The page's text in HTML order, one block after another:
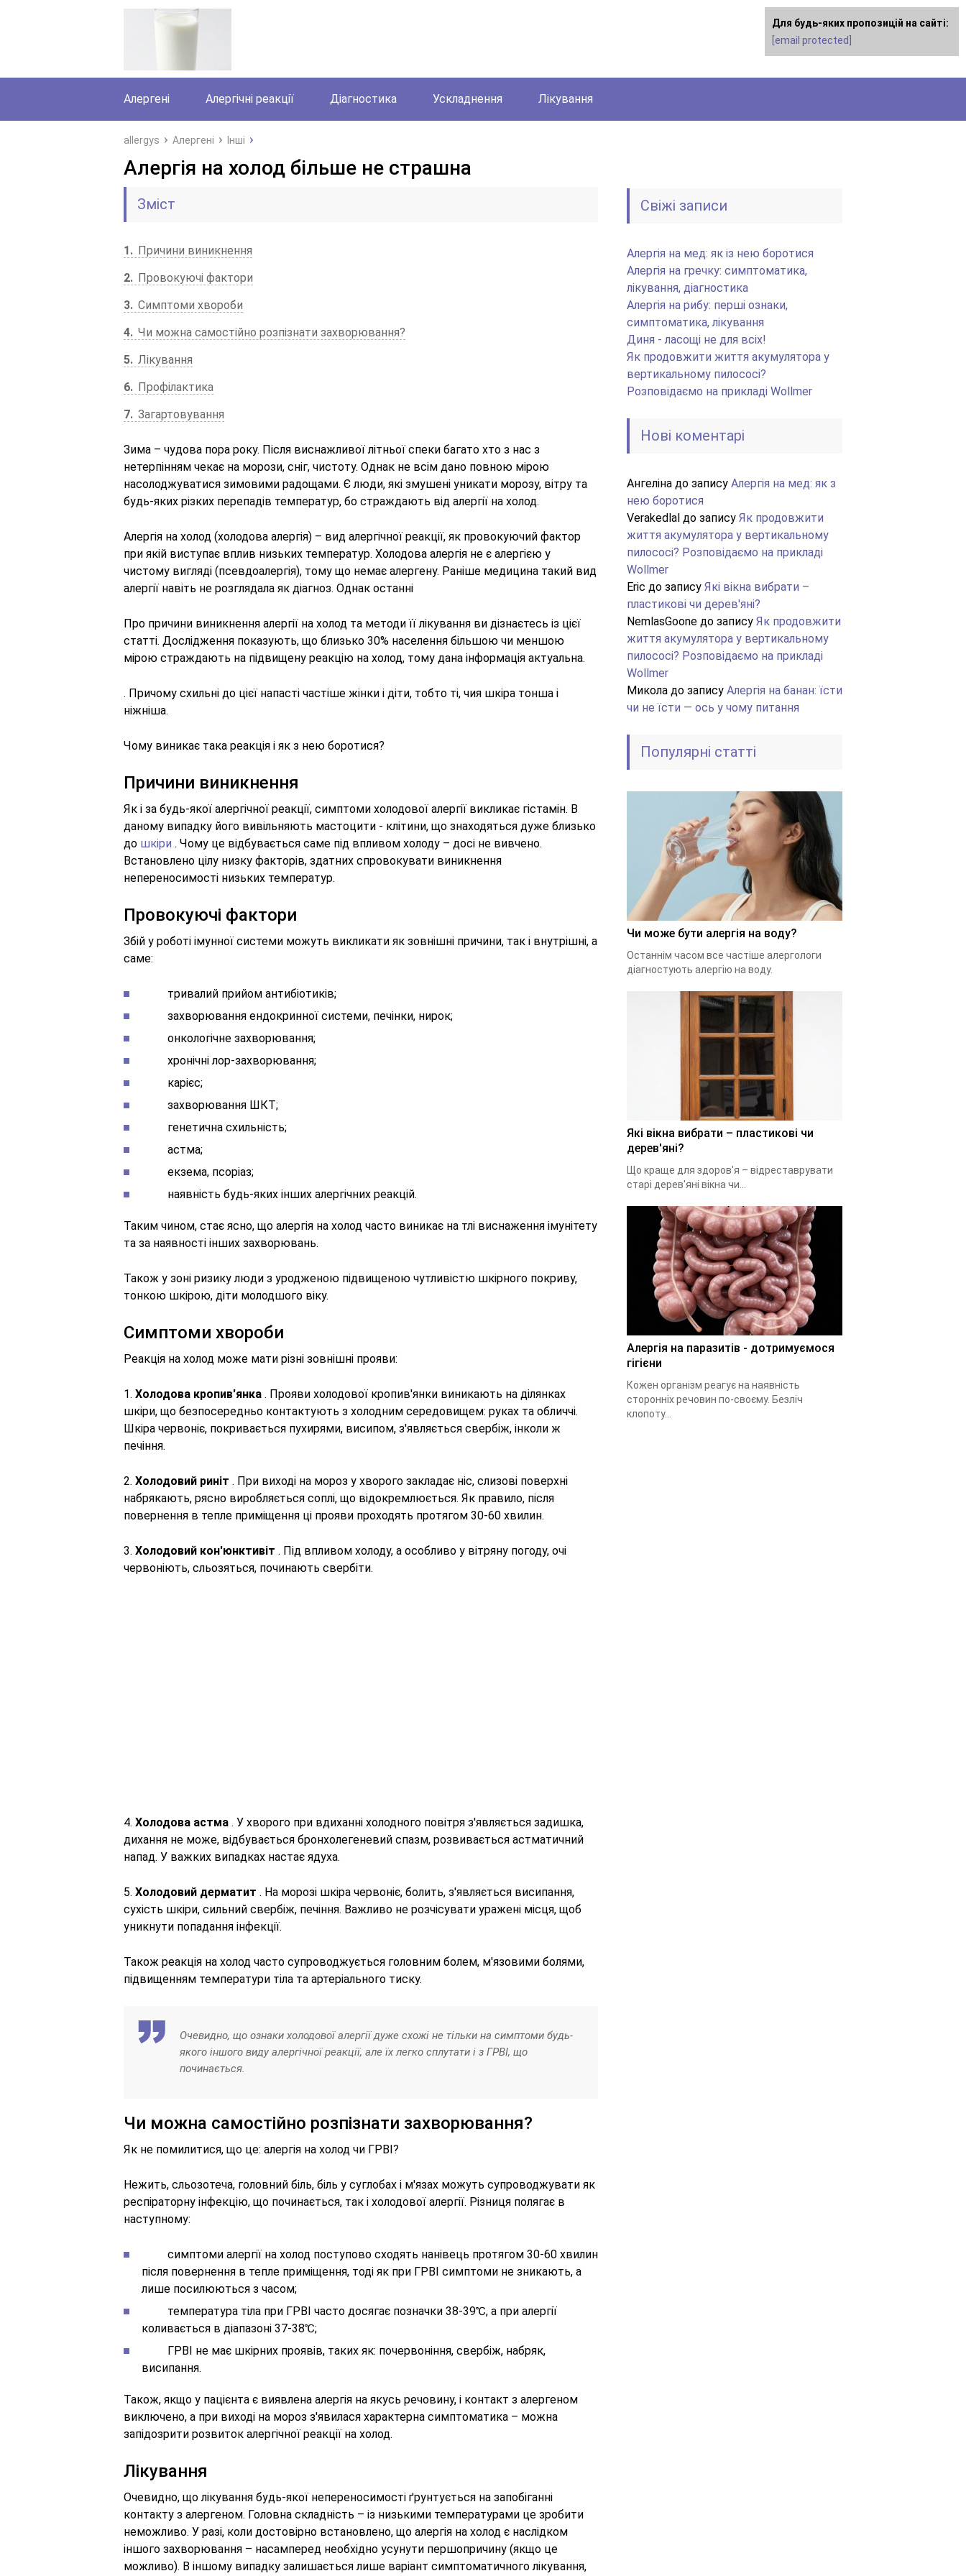
Алергені Алергічні реакції Діагностика Ускладнення Лікування
allergys Алергені Інші
Алергія на холод більше не страшна
Зміст
1
Причини виникнення
2
Провокуючі фактори
3 Симптоми хвороби
4 Чи можна самостійно розпізнати захворювання?
5 Лікування
6
Профілактика
7 Загартовування
Зима – чудова пора року. Після виснажливої ​​літньої спеки багато хто з нас з
нетерпінням чекає на морози, сніг, чистоту. Однак не всім дано повною мірою
насолоджуватися зимовими радощами. Є люди, які змушені уникати морозу, вітру та
будь-яких різких перепадів температур, бо страждають від алергії на холод.
Алергія на холод (холодова алергія) – вид алергічної реакції, як провокуючий фактор
при якій виступає вплив низьких температур. Холодова алергія не є алергією у
чистому вигляді (псевдоалергія), тому що немає алергену. Раніше медицина такий вид
алергії навіть не розглядала як діагноз. Однак останні
Про причини виникнення алергії на холод та методи її лікування ви дізнаєтесь із цієї
статті. Дослідження показують, що близько 30% населення більшою чи меншою
мірою страждають на підвищену реакцію на холод, тому дана інформація актуальна.
. Причому схильні до цієї напасті частіше жінки і діти, тобто ті, чия шкіра тонша і
ніжніша.
Чому виникає така реакція і як з нею боротися?
Причини виникнення
Як і за будь-якої алергічної реакції, симптоми холодової алергії викликає гістамін. В
даному випадку його вивільняють мастоцити - клітини, що знаходяться дуже близько
до шкіри . Чому це відбувається саме під впливом холоду – досі не вивчено.
Встановлено цілу низку факторів, здатних спровокувати виникнення
непереносимості низьких температур.
Провокуючі фактори
Збій у роботі імунної системи можуть викликати як зовнішні причини, так і внутрішні, а
саме:
тривалий прийом антибіотиків;
захворювання ендокринної системи, печінки, нирок;
онкологічне захворювання;
хронічні лор-захворювання;
карієс;
захворювання ШКТ;
генетична схильність;
астма;
екзема, псоріаз;
наявність будь-яких інших алергічних реакцій.
Таким чином, стає ясно, що алергія на холод часто виникає на тлі виснаження імунітету
та за наявності інших захворювань.
Також у зоні ризику люди з уродженою підвищеною чутливістю шкірного покриву,
тонкою шкірою, діти молодшого віку.
Симптоми хвороби
Реакція на холод може мати різні зовнішні прояви:
1. Холодова кропив'янка . Прояви холодової кропив'янки виникають на ділянках
шкіри, що безпосередньо контактують з холодним середовищем: руках та обличчі.
Шкіра червоніє, покривається пухирями, висипом, з'являється свербіж, інколи ж
печіння.
2. Холодовий риніт . При виході на мороз у хворого закладає ніс, слизові поверхні
набрякають, рясно виробляється соплі, що відокремлюється. Як правило, після
повернення в тепле приміщення ці прояви проходять протягом 30-60 хвилин.
3. Холодовий кон'юнктивіт . Під впливом холоду, а особливо у вітряну погоду, очі
червоніють, сльозяться, починають свербіти.
4. Холодова астма . У хворого при вдиханні холодного повітря з'являється задишка,
дихання не може, відбувається бронхолегеневий спазм, розвивається астматичний
напад. У важких випадках настає ядуха.
5. Холодовий дерматит . На морозі шкіра червоніє, болить, з'являється висипання,
сухість шкіри, сильний свербіж, печіння. Важливо не розчісувати уражені місця, щоб
уникнути попадання інфекції.
Також реакція на холод часто супроводжується головним болем, м'язовими болями,
підвищенням температури тіла та артеріального тиску.
Очевидно, що ознаки холодової алергії дуже схожі не тільки на симптоми будь-
якого іншого виду алергічної реакції, але їх легко сплутати і з ГРВІ, що
починається.
Чи можна самостійно розпізнати захворювання?
Як не помилитися, що це: алергія на холод чи ГРВІ?
Нежить, сльозотеча, головний біль, біль у суглобах і м'язах можуть супроводжувати як
респіраторну інфекцію, що починається, так і холодової алергії. Різниця полягає в
наступному:
симптоми алергії на холод поступово сходять нанівець протягом 30-60 хвилин
після повернення в тепле приміщення, тоді як при ГРВІ симптоми не зникають, а
лише посилюються з часом;
температура тіла при ГРВІ часто досягає позначки 38-39℃, а при алергії
коливається в діапазоні 37-38℃;
ГРВІ не має шкірних проявів, таких як: почервоніння, свербіж, набряк,
висипання.
Також, якщо у пацієнта є виявлена ​​алергія на якусь речовину, і контакт з алергеном
виключено, а при виході на мороз з'явилася характерна симптоматика – можна
запідозрити розвиток алергічної реакції на холод.
Лікування
Очевидно, що лікування будь-якої непереносимості ґрунтується на запобіганні
контакту з алергеном. Головна складність – із низькими температурами це зробити
неможливо. У разі, коли достовірно встановлено, що алергія на холод є наслідком
іншого захворювання – насамперед необхідно усунути першопричину (якщо це
можливо). В іншому випадку залишається лише варіант симптоматичного лікування,
Свіжі записи
Алергія на мед: як із нею боротися
Алергія на гречку: симптоматика,
лікування, діагностика
Алергія на рибу: перші ознаки,
симптоматика, лікування
Диня - ласощі не для всіх!
Як продовжити життя акумулятора у
вертикальному пилососі?
Розповідаємо на прикладі Wollmer
Нові коментарі
Ангеліна до запису Алергія на мед: як з
нею боротися
Verakedlal до запису Як продовжити
життя акумулятора у вертикальному
пилососі? Розповідаємо на прикладі
Wollmer
Eric до запису Які вікна вибрати –
пластикові чи дерев'яні?
NemlasGoone до запису Як продовжити
життя акумулятора у вертикальному
пилососі? Розповідаємо на прикладі
Wollmer
Микола до запису Алергія на банан: їсти
чи не їсти — ось у чому питання
Популярні статті
Чи може бути алергія на воду?
Останнім часом все частіше алергологи
діагностують алергію на воду.
Які вікна вибрати – пластикові чи
дерев'яні?
Що краще для здоров'я – відреставрувати
старі дерев'яні вікна чи...
Алергія на паразитів - дотримуємося
гігієни
Кожен організм реагує на наявність
сторонніх речовин по-своєму. Безліч
клопоту...
Для будь-яких пропозицій на сайті:
[email protected]
Для любых предложений по сайту:
dimashclub@cp9.ru